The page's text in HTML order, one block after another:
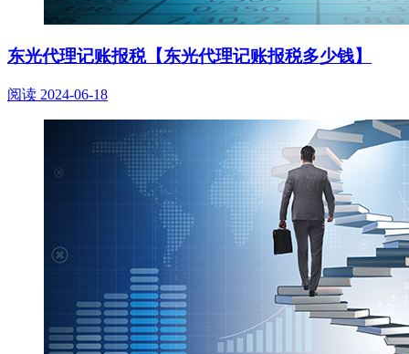
东光代理记账报税【东光代理记账报税多少钱】
阅读 2024-06-18